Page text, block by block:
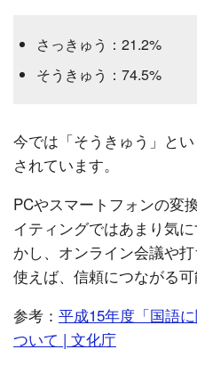
さっきゅう：21.2%
そうきゅう：74.5%
今では「そうきゅう」と
されています。
PCやスマートフォンの変
イティングではあまり気
かし、オンライン会議や
使えば、信頼につながる可
参考： 平成15年度「国語
ついて | 文化庁